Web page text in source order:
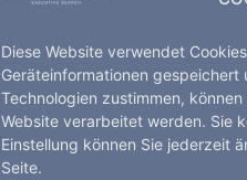
Diese Website verwendet
Geräteinformationen
Technologien zustimmen,
Website verarbeitet werden. Sie
Einstellung können Sie jederzeit
Seite.